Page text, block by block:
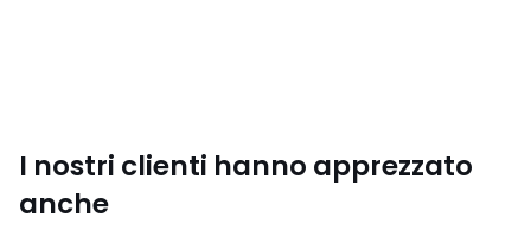
• Rivestimento in sargia satinata di puro cotone.
• Trattamento biocida antiacaro. Il principio attivo è
l'estratto di Neem.
I nostri clienti hanno apprezzato
anche